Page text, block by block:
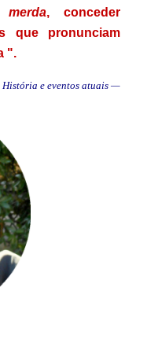
, conceder
que pronunciam
".
e eventos atuais —